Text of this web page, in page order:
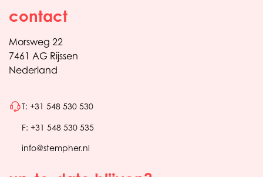
contact
Morsweg 22
7461 AG Rijssen
Nederland
T: +31 548 530 530
F: +31 548 530 535
info@stempher.nl